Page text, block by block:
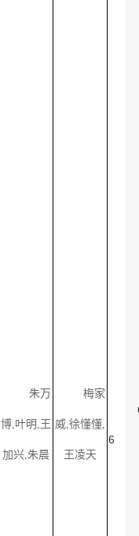
朱万
博,叶明 ,王
加兴,朱晨
梅家
威,徐懂懂,
王凌天
6